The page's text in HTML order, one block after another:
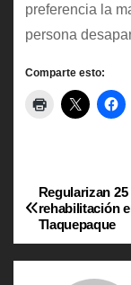
preferencia la
persona
Comparte esto:
N
a
Regularizan
rehabilitación
Tlaquepaque